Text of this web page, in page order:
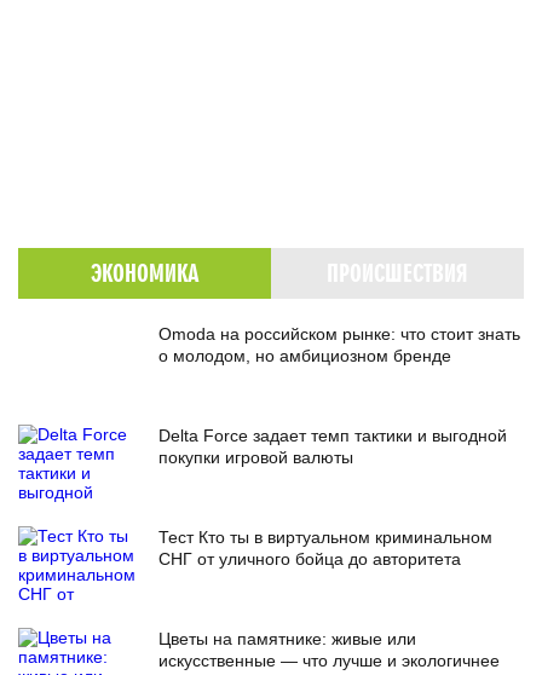
ЭКОНОМИКА
Omoda на российском рынке: что стоит знать
о молодом, но амбициозном бренде
Delta Force задает темп тактики и выгодной
покупки игровой валюты
Тест Кто ты в виртуальном криминальном
СНГ от уличного бойца до авторитета
Цветы на памятнике: живые или
искусственные — что лучше и экологичнее